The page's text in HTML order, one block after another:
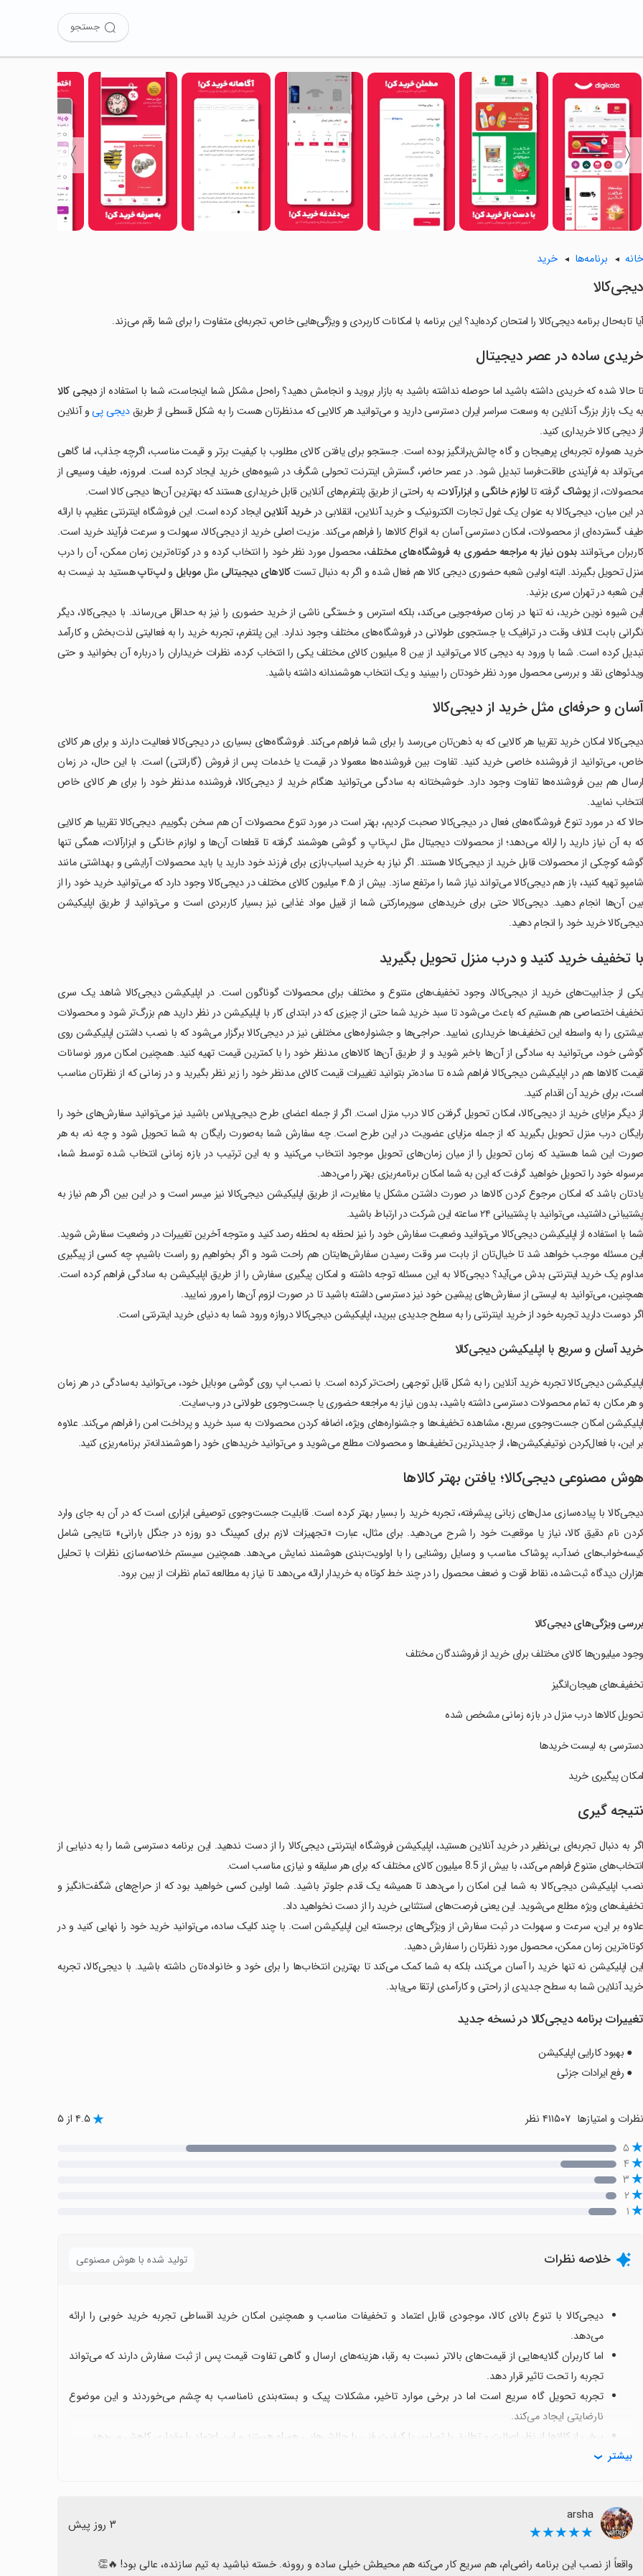
جستجو
〈
〉
خانه برنامه‌ها خرید
دیجی‌کالا
آیا تابه‌حال برنامه دیجی‌کالا را امتحان کرده‌اید؟ این برنامه با امکانات کاربردی و ویژگی‌هایی خاص، تجربه‌ای متفاوت را برای شما رقم می‌زند.
خریدی ساده در عصر دیجیتال
تا حالا شده که خریدی داشته باشید اما حوصله نداشته باشید به بازار بروید و انجامش دهید؟ راه‌حل مشکل شما اینجاست، شما با استفاده ازدیجی کالا
به یک بازار بزرگ آنلاین به وسعت سراسر ایران دسترسی دارید و می‌توانید هر کالایی که مدنظرتان هست را به شکل قسطی از طریقدیجی پیو آنلاین
از دیجی کالا خریداری کنید.
خرید همواره تجربه‌ای پرهیجان و گاه چالش‌برانگیز بوده است. جستجو برای یافتن کالای مطلوب با کیفیت برتر و قیمت مناسب، اگرچه جذاب، اما گاهی
می‌تواند به فرآیندی طاقت‌فرسا تبدیل شود. در عصر حاضر، گسترش اینترنت تحولی شگرف در شیوه‌های خرید ایجاد کرده است. امروزه، طیف وسیعی از
محصولات، ازپوشاکگرفته تالوازم خانگی وابزارآلات، به راحتی از طریق پلتفرم‌های آنلاین قابل خریداری هستند که بهترین آن‌ها دیجی کالا است.
در این میان، دیجی‌کالا به عنوان یک غول تجارت الکترونیک و خرید آنلاین، انقلابی درخرید آنلاین ایجاد کرده است. این فروشگاه اینترنتی عظیم، با ارائه
طیف گسترده‌ای از محصولات، امکان دسترسی آسان به انواع کالاها را فراهم می‌کند. مزیت اصلی خرید از دیجی‌کالا، سهولت و سرعت فرآیند خرید است.
کاربران می‌توانندبدون نیاز به مراجعه حضوری به فروشگاه‌های مختلف، محصول مورد نظر خود را انتخاب کرده و در کوتاه‌ترین زمان ممکن، آن را درب
منزل تحویل بگیرند. البته اولین شعبه حضوری دیجی کالا هم فعال شده و اگر به دنبال تستکالاهای دیجیتالی مثلموبایل ولپ‌تاپهستید بد نیست به
این شعبه در تهران سری بزنید.
این شیوه نوین خرید، نه تنها در زمان صرفه‌جویی می‌کند، بلکه استرس و خستگی ناشی از خرید حضوری را نیز به حداقل می‌رساند. با دیجی‌کالا، دیگر
نگرانی بابت اتلاف وقت در ترافیک یا جستجوی طولانی در فروشگاه‌های مختلف وجود ندارد. این پلتفرم، تجربه خرید را به فعالیتی لذت‌بخش و کارآمد
تبدیل کرده است. شما با ورود به دیجی کالا می‌توانید از بین 8 میلیون کالای مختلف یکی را انتخاب کرده، نظرات خریداران را درباره آن بخوانید و حتی
ویدئوهای نقد و بررسی محصول مورد نظر خودتان را ببینید و یک انتخاب هوشمندانه داشته باشید.
آسان و حرفه‌ای مثل خرید از دیجی‌کالا
دیجی‌کالا امکان خرید تقریبا هر کالایی که به ذهن‌تان می‌رسد را برای شما فراهم می‌کند. فروشگاه‌های بسیاری در دیجی‌کالا فعالیت دارند و برای هر کالای
خاص، می‌توانید از فروشنده خاصی خرید کنید. تفاوت بین فروشنده‌ها معمولا در قیمت یا خدمات پس از فروش (گارانتی) است. با این حال،‌ در زمان
ارسال هم بین فروشنده‌ها تفاوت وجود دارد. خوشبختانه به سادگی می‌توانید هنگام خرید از دیجی‌کالا، فروشنده مدنظر خود را برای هر کالای خاص
انتخاب نمایید.
حالا که در مورد تنوع فروشگاه‌های فعال در دیجی‌کالا صحبت کردیم، بهتر است در مورد تنوع محصولات آن هم سخن بگوییم. دیجی‌کالا تقریبا هر کالایی
که به آن نیاز دارید را ارائه می‌دهد؛ از محصولات دیجیتال مثل لپ‌تاپ و گوشی هوشمند گرفته تا قطعات آن‌ها و لوازم خانگی و ابزارآلات، همگی تنها
گوشه کوچکی از محصولات قابل خرید از دیجی‌کالا هستند. اگر نیاز به خرید اسباب‌بازی برای فرزند خود دارید یا باید محصولات آرایشی و بهداشتی مانند
شامپو تهیه کنید، باز هم دیجی‌کالا می‌تواند نیاز شما را مرتفع سازد. بیش از ۴.۵ میلیون کالای مختلف در دیجی‌کالا وجود دارد که می‌توانید خرید خود را از
بین آن‌ها انجام دهید. دیجی‌کالا حتی برای خریدهای سوپرمارکتی شما از قبیل مواد غذایی نیز بسیار کاربردی است و می‌توانید از طریق اپلیکیشن
دیجی‌کالا خرید خود را انجام دهید.
با تخفیف خرید کنید و درب منزل تحویل بگیرید
یکی از جذابیت‌های خرید از دیجی‌کالا، وجود تخفیف‌های متنوع و مختلف برای محصولات گوناگون است. در اپلیکیشن دیجی‌کالا شاهد یک سری
تخفیف اختصاصی هم هستیم که باعث می‌شود تا سبد خرید شما حتی از چیزی که در ابتدای کار با اپلیکیشن در نظر دارید هم بزرگ‌تر شود و محصولات
بیشتری را به واسطه این تخفیف‌ها خریداری نمایید. حراجی‌ها و جشنواره‌های مختلفی نیز در دیجی‌کالا برگزار می‌شود که با نصب داشتن اپلیکیشن روی
گوشی خود، می‌توانید به سادگی از آن‌ها باخبر شوید و از طریق آن‌ها کالاهای مدنظر خود را با کمترین قیمت تهیه کنید. همچنین امکان مرور نوسانات
قیمت کالاها هم در اپلیکیشن دیجی‌کالا فراهم شده تا ساده‌تر بتوانید تغییرات قیمت کالای مدنظر خود را زیر نظر بگیرید و در زمانی که از نظرتان مناسب
است،‌ برای خرید آن اقدام کنید.
از دیگر مزایای خرید از دیجی‌کالا، امکان تحویل گرفتن کالا درب منزل است. اگر از جمله اعضای طرح دیجی‌پلاس باشید نیز می‌توانید سفارش‌های خود را
رایگان درب منزل تحویل بگیرید که از جمله مزایای عضویت در این طرح است. چه سفارش شما به‌صورت رایگان به شما تحویل شود و چه نه، به هر
صورت این شما هستید که زمان تحویل را از میان زمان‌های تحویل موجود انتخاب می‌کنید و به این ترتیب در بازه زمانی انتخاب شده توسط شما،
مرسوله خود را تحویل خواهید گرفت که این به شما امکان برنامه‌ریزی بهتر را می‌دهد.
یادتان باشد که امکان مرجوع کردن کالاها در صورت داشتن مشکل یا مغایرت، از طریق اپلیکیشن دیجی‌کالا نیز میسر است و در این بین اگر هم نیاز به
پشتیبانی داشتید، می‌توانید با پشتیبانی ۲۴ ساعته این شرکت در ارتباط باشید.
شما با استفاده از اپلیکیشن دیجی‌کالا می‌توانید وضعیت سفارش خود را نیز لحظه به لحظه رصد کنید و متوجه آخرین تغییرات در وضعیت سفارش شوید.
این مسئله موجب خواهد شد تا خیال‌تان از بابت سر وقت رسیدن سفارش‌هایتان هم راحت شود و اگر بخواهیم رو راست باشیم، چه کسی از پیگیری
مداوم یک خرید اینترنتی بدش می‌آید؟ دیجی‌کالا به این مسئله توجه داشته و امکان پیگیری سفارش را از طریق اپلیکیشن به سادگی فراهم کرده است.
همچنین، می‌توانید به لیستی از سفارش‌های پیشین خود نیز دسترسی داشته باشید تا در صورت لزوم آن‌ها را مرور نمایید.
اگر دوست دارید تجربه خود از خرید اینترنتی را به سطح جدیدی ببرید، اپلیکیشن دیجی‌کالا دروازه ورود شما به دنیای خرید اینترنتی است.
خرید آسان و سریع با اپلیکیشن دیجی‌کالا
اپلیکیشن دیجی‌کالا تجربه خرید آنلاین را به شکل قابل توجهی راحت‌تر کرده است. با نصب اپ روی گوشی موبایل خود، می‌توانید به‌سادگی در هر زمان
و هر مکان به تمام محصولات دسترسی داشته باشید، بدون نیاز به مراجعه حضوری یا جست‌وجوی طولانی در وب‌سایت.
اپلیکیشن امکان جست‌وجوی سریع، مشاهده تخفیف‌ها و جشنواره‌های ویژه، اضافه کردن محصولات به سبد خرید و پرداخت امن را فراهم می‌کند. علاوه
بر این، با فعال‌کردن نوتیفیکیشن‌ها، از جدیدترین تخفیف‌ها و محصولات مطلع می‌شوید و می‌توانید خریدهای خود را هوشمندانه‌تر برنامه‌ریزی کنید.
هوش مصنوعی دیجی‌کالا؛ یافتن بهتر کالاها
دیجی‌کالا با پیاده‌سازی مدل‌های زبانی پیشرفته، تجربه خرید را بسیار بهتر کرده است. قابلیت جست‌وجوی توصیفی ابزاری است که در آن به جای وارد
کردن نام دقیق کالا، نیاز یا موقعیت خود را شرح می‌دهید. برای مثال، عبارت «تجهیزات لازم برای کمپینگ دو روزه در جنگل بارانی» نتایجی شامل
کیسه‌خواب‌های ضدآب، پوشاک مناسب و وسایل روشنایی را با اولویت‌بندی هوشمند نمایش می‌دهد. همچنین سیستم خلاصه‌سازی نظرات با تحلیل
هزاران دیدگاه ثبت‌شده، نقاط قوت و ضعف محصول را در چند خط کوتاه به خریدار ارائه می‌دهد تا نیاز به مطالعه تمام نظرات از بین برود.
بررسی ویژگی‌های دیجی‌کالا
وجود میلیون‌ها کالای مختلف برای خرید از فروشندگان مختلف
تخفیف‌های هیجان‌انگیز
تحویل کالاها درب منزل در بازه زمانی مشخص شده
دسترسی به لیست خریدها
امکان پیگیری خرید
نتیجه گیری
اگر به دنبال تجربه‌ای بی‌نظیر در خرید آنلاین هستید، اپلیکیشن فروشگاه اینترنتی دیجی‌کالا را از دست ندهید. این برنامه دسترسی شما را به دنیایی از
انتخاب‌های متنوع فراهم می‌کند، با بیش از 8.5 میلیون کالای مختلف که برای هر سلیقه و نیازی مناسب است.
نصب اپلیکیشن دیجی‌کالا به شما این امکان را می‌دهد تا همیشه یک قدم جلوتر باشید. شما اولین کسی خواهید بود که از حراج‌های شگفت‌انگیز و
تخفیف‌های ویژه مطلع می‌شوید. این یعنی فرصت‌های استثنایی خرید را از دست نخواهید داد.
علاوه بر این، سرعت و سهولت در ثبت سفارش از ویژگی‌های برجسته این اپلیکیشن است. با چند کلیک ساده، می‌توانید خرید خود را نهایی کنید و در
کوتاه‌ترین زمان ممکن، محصول مورد نظرتان را سفارش دهید.
این اپلیکیشن نه تنها خرید را آسان می‌کند، بلکه به شما کمک می‌کند تا بهترین انتخاب‌ها را برای خود و خانواده‌تان داشته باشید. با دیجی‌کالا، تجربه
خرید آنلاین شما به سطح جدیدی از راحتی و کارآمدی ارتقا می‌یابد.
تغییرات برنامه دیجی‌کالا در نسخه جدید
● بهبود کارایی اپلیکیشن
● رفع ایرادات جزئی
نظرات و امتیازها ۴۱۱۵۰۷ نظر ۴.۵ از ۵
۵
۴
۳
۲
۱
خلاصه نظرات تولید شده با هوش مصنوعی
دیجی‌کالا با تنوع بالای کالا، موجودی قابل اعتماد و تخفیفات مناسب و همچنین امکان خرید اقساطی تجربه خرید خوبی را ارائه
می‌دهد.
اما کاربران گلایه‌هایی از قیمت‌های بالاتر نسبت به رقبا، هزینه‌های ارسال و گاهی تفاوت قیمت پس از ثبت سفارش دارند که می‌تواند
تجربه را تحت تاثیر قرار دهد.
تجربه تحویل گاه سریع است اما در برخی موارد تاخیر، مشکلات پیک و بسته‌بندی نامناسب به چشم می‌خوردند و این موضوع
نارضایتی ایجاد می‌کند.
برخی از کالاها از نظر اصالت و تطابق با تصاویر یا کیفیت فنی با چالش‌هایی همراه هستند و این اعتماد را مقداری کاهش می‌دهد.
اپلیکیشن و پشتیبانی گاهی با باگ‌ها، کندی و پاسخگویی کم روبروستند که بهبود مستمر را می‌طلبد. بیشتر
arsha
★★★★★ ٣ روز پیش
واقعاً از نصب این برنامه راضی‌ام، هم سریع کار می‌کنه هم محیطش خیلی ساده و روونه. خسته نباشید به تیم سازنده، عالی بود! 🔥👏